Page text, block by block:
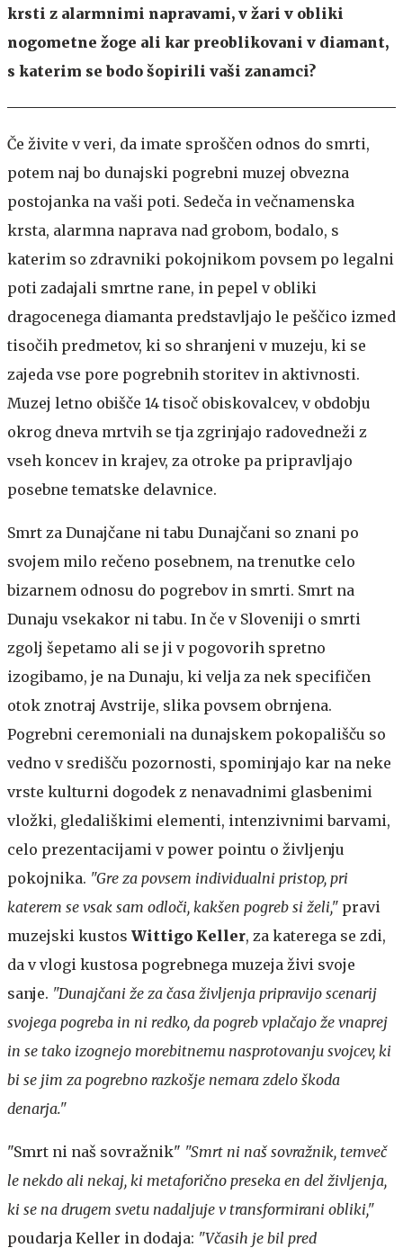
krsti z alarmnimi napravami, v žari v obliki
nogometne žoge ali kar preoblikovani v diamant,
s katerim se bodo šopirili vaši zanamci?
Če živite v veri, da imate sproščen odnos do smrti,
potem naj bo dunajski pogrebni muzej obvezna
postojanka na vaši poti. Sedeča in večnamenska
krsta, alarmna naprava nad grobom, bodalo, s
katerim so zdravniki pokojnikom povsem po legalni
poti zadajali smrtne rane, in pepel v obliki
dragocenega diamanta predstavljajo le peščico izmed
tisočih predmetov, ki so shranjeni v muzeju, ki se
zajeda vse pore pogrebnih storitev in aktivnosti.
Muzej letno obišče 14 tisoč obiskovalcev, v obdobju
okrog dneva mrtvih se tja zgrinjajo radovedneži z
vseh koncev in krajev, za otroke pa pripravljajo
posebne tematske delavnice.
Smrt za Dunajčane ni tabu Dunajčani so znani po
svojem milo rečeno posebnem, na trenutke celo
bizarnem odnosu do pogrebov in smrti. Smrt na
Dunaju vsekakor ni tabu. In če v Sloveniji o smrti
zgolj šepetamo ali se ji v pogovorih spretno
izogibamo, je na Dunaju, ki velja za nek specifičen
otok znotraj Avstrije, slika povsem obrnjena.
Pogrebni ceremoniali na dunajskem pokopališču so
vedno v središču pozornosti, spominjajo kar na neke
vrste kulturni dogodek z nenavadnimi glasbenimi
vložki, gledališkimi elementi, intenzivnimi barvami,
celo prezentacijami v power pointu o življenju
pokojnika. "Gre za povsem individualni pristop, pri
katerem se vsak sam odloči, kakšen pogreb si želi," pravi
muzejski kustos Wittigo Keller, za katerega se zdi,
da v vlogi kustosa pogrebnega muzeja živi svoje
sanje. "Dunajčani že za časa življenja pripravijo scenarij
svojega pogreba in ni redko, da pogreb vplačajo že vnaprej
in se tako izognejo morebitnemu nasprotovanju svojcev, ki
bi se jim za pogrebno razkošje nemara zdelo škoda
denarja."
"Smrt ni naš sovražnik" "Smrt ni naš sovražnik, temveč
le nekdo ali nekaj, ki metaforično preseka en del življenja,
ki se na drugem svetu nadaljuje v transformirani obliki,"
poudarja Keller in dodaja: "Včasih je bil pred